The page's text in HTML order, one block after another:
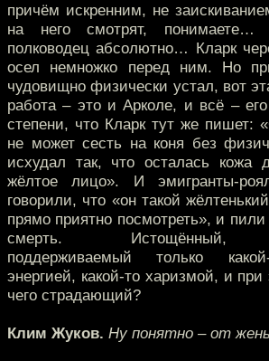
причём искренним, не
на него смотрят,
полководец абсолютно… Кларк
осел немножко перед ним. Но
чудовищно физически устал, вот
работа – это и Арколе, и всё –
степени, что Кларк тут же пишет:
не может сесть на коня без
исхудал так, что осталась кожа
жёлтое лицо». И эмигранты-
говорили, что «он такой
прямо приятно посмотреть», и
смерть. Истощённый,
поддерживаемый только
энергией, какой-то харизмой, и
чего страдающий?
Клим Жуков. Ну понятно – от